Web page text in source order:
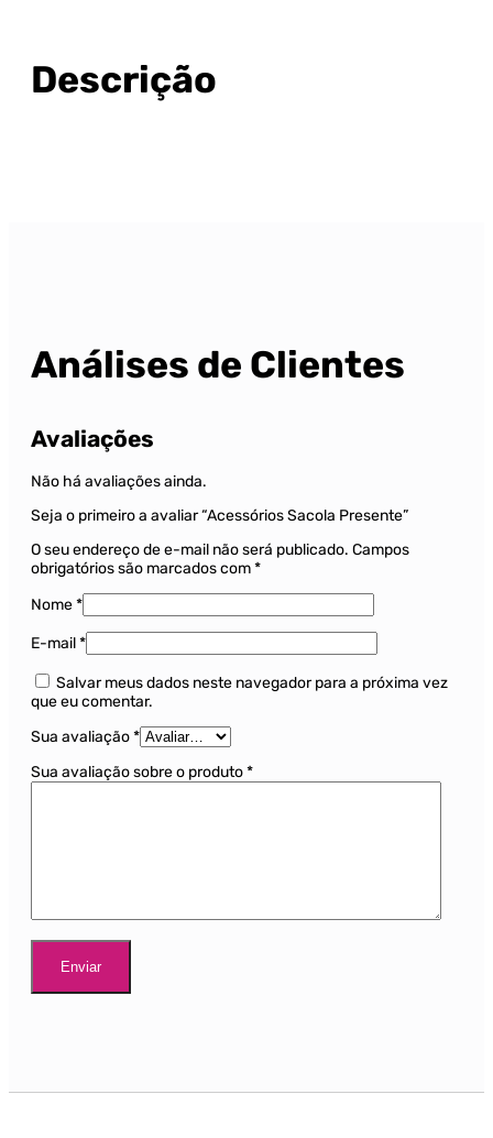
Descrição
Análises de Clientes
Avaliações
Não há avaliações ainda.
Seja o primeiro a avaliar “Acessórios Sacola Presente”
O seu endereço de e-mail não será publicado. Campos
obrigatórios são marcados com*
Nome*
E-mail*
Salvar meus dados neste navegador para a próxima vez
que eu comentar.
Sua avaliação*
Sua avaliação sobre o produto*